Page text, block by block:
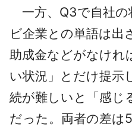
一方、Q3で自社の
ビ企業との単語は出
助成金などがなけれ
い状況」とだけ提示
続が難しいと「感じ
だった。両者の差は